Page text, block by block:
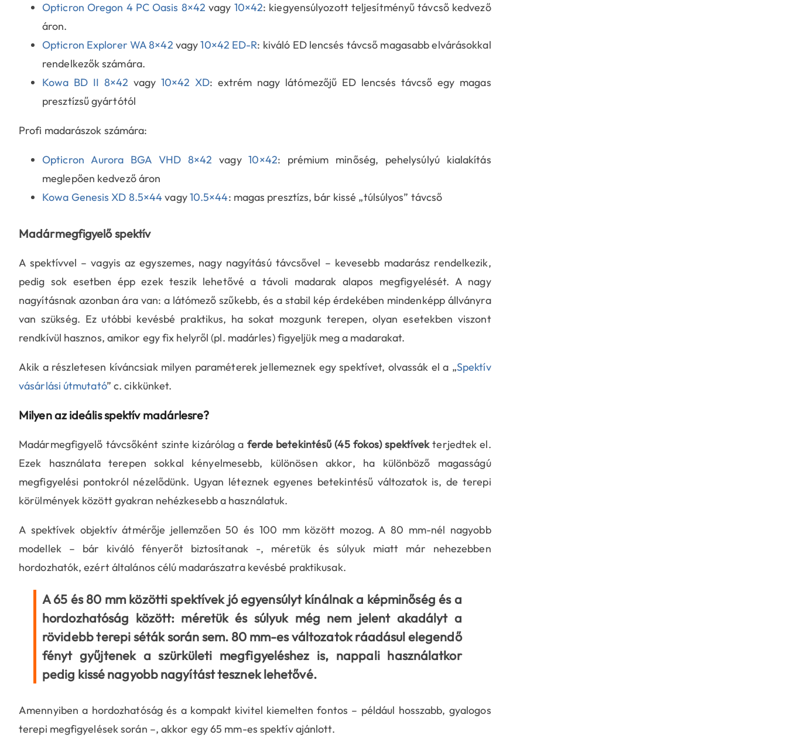
Opticron Oregon 4 PC Oasis 8×42 vagy 10×42: kiegyensúlyozott teljesítményű távcső kedvező
áron.
Opticron Explorer WA 8×42 vagy10×42 ED-R: kiváló ED lencsés távcső magasabb elvárásokkal
rendelkezők számára.
Kowa BD II 8×42 vagy 10×42 XD: extrém nagy látómezőjű ED lencsés távcső egy magas
presztízsű gyártótól
Profi madarászok számára:
Opticron Aurora BGA VHD 8×42 vagy10×42: prémium minőség, pehelysúlyú kialakítás
meglepően kedvező áron
Kowa Genesis XD 8.5×44vagy10.5×44: magas presztízs, bár kissé „túlsúlyos” távcső
Madármegfigyelő spektív
A spektívvel – vagyis az egyszemes, nagy nagyítású távcsővel – kevesebb madarász rendelkezik,
pedig sok esetben épp ezek teszik lehetővé a távoli madarak alapos megfigyelését. A nagy
nagyításnak azonban ára van: a látómező szűkebb, és a stabil kép érdekében mindenképp állványra
van szükség. Ez utóbbi kevésbé praktikus, ha sokat mozgunk terepen, olyan esetekben viszont
rendkívül hasznos, amikor egy fix helyről (pl. madárles) figyeljük meg a madarakat.
Akik a részletesen kíváncsiak milyen paraméterek jellemeznek egy spektívet, olvassák el a „Spektív
vásárlási útmutató” c. cikkünket.
Milyen az ideális spektív madárlesre?
Madármegfigyelő távcsőként szinte kizárólag a ferde betekintésű (45 fokos) spektívekterjedtek el.
Ezek használata terepen sokkal kényelmesebb, különösen akkor, ha különböző magasságú
megfigyelési pontokról nézelődünk. Ugyan léteznek egyenes betekintésű változatok is, de terepi
körülmények között gyakran nehézkesebb a használatuk.
A spektívek objektív átmérője jellemzően 50 és 100 mm között mozog. A 80 mm-nél nagyobb
modellek – bár kiváló fényerőt biztosítanak -, méretük és súlyuk miatt már nehezebben
hordozhatók, ezért általános célú madarászatra kevésbé praktikusak.
A 65 és 80 mm közötti spektívek jó egyensúlyt kínálnak a képminőség és a
hordozhatóság között: méretük és súlyuk még nem jelent akadályt a
rövidebb terepi séták során sem. 80 mm-es változatok ráadásul elegendő
fényt gyűjtenek a szürkületi megfigyeléshez is, nappali használatkor
pedig kissé nagyobb nagyítást tesznek lehetővé.
Amennyiben a hordozhatóság és a kompakt kivitel kiemelten fontos – például hosszabb, gyalogos
terepi megfigyelések során –, akkor egy 65 mm-es spektív ajánlott.